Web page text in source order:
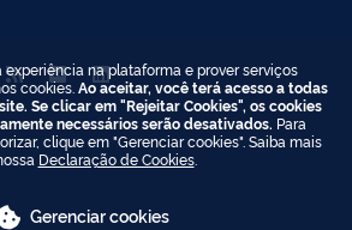
experiência na plataforma e prover serviços
cookies. Ao aceitar, você terá acesso a todas
Se clicar em "Rejeitar Cookies", os cookies
necessários serão desativados. Para
clique em "Gerenciar cookies". Saiba mais
Declaração de Cookies.
Gerenciar cookies